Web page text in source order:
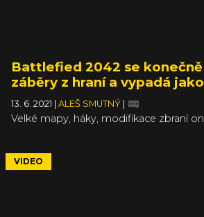
Battlefied 2042 se
záběry z hraní a vypadá
13. 6. 2021 ALEŠ SMUTNÝ
Velké mapy, háky, modifikace zbraní
VIDEO